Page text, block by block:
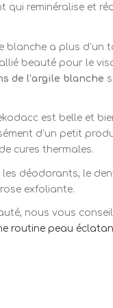
qui reminéralise et
blanche a plus d’un
beauté pour le
de l’argile blanche
est belle et
d’un petit
cures thermales.
déodorants, le
exfoliante.
nous vous
routine peau